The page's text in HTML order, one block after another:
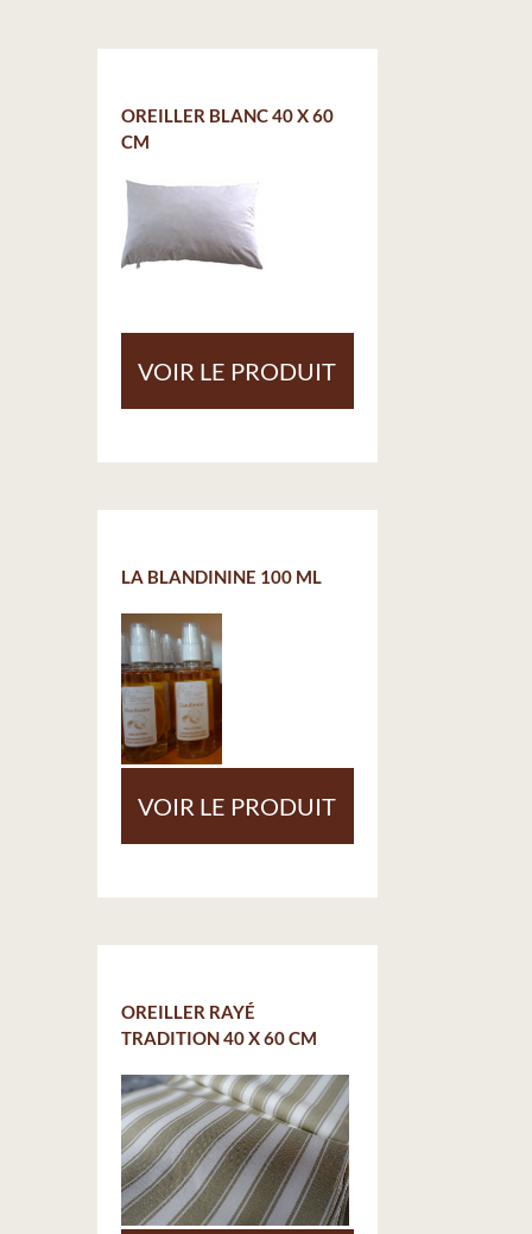
OREILLER BLANC 40 X 60
CM
VOIR LE PRODUIT
LA BLANDININE 100 ML
VOIR LE PRODUIT
OREILLER RAYÉ
TRADITION 40 X 60 CM